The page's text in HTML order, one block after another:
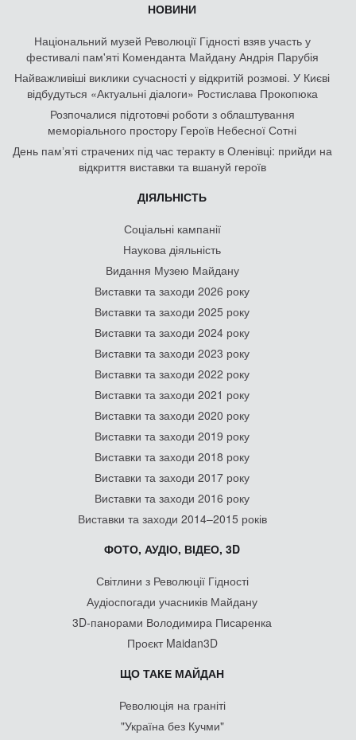
НОВИНИ
Національний музей Революції Гідності взяв участь у
фестивалі пам'яті Коменданта Майдану Андрія Парубія
Найважливіші виклики сучасності у відкритій розмові. У Києві
відбудуться «Актуальні діалоги» Ростислава Прокопюка
Розпочалися підготовчі роботи з облаштування
меморіального простору Героїв Небесної Сотні
День памʼяті страчених під час теракту в Оленівці: прийди на
відкриття виставки та вшануй героїв
ДІЯЛЬНІСТЬ
Соціальні кампанії
Наукова діяльність
Видання Музею Майдану
Виставки та заходи 2026 року
Виставки та заходи 2025 року
Виставки та заходи 2024 року
Виставки та заходи 2023 року
Виставки та заходи 2022 року
Виставки та заходи 2021 року
Виставки та заходи 2020 року
Виставки та заходи 2019 року
Виставки та заходи 2018 року
Виставки та заходи 2017 року
Виставки та заходи 2016 року
Виставки та заходи 2014–2015 років
ФОТО, АУДІО, ВІДЕО, 3D
Світлини з Революції Гідності
Аудіоспогади учасників Майдану
3D-панорами Володимира Писаренка
Проєкт Maidan3D
ЩО ТАКЕ МАЙДАН
Революція на граніті
"Україна без Кучми"